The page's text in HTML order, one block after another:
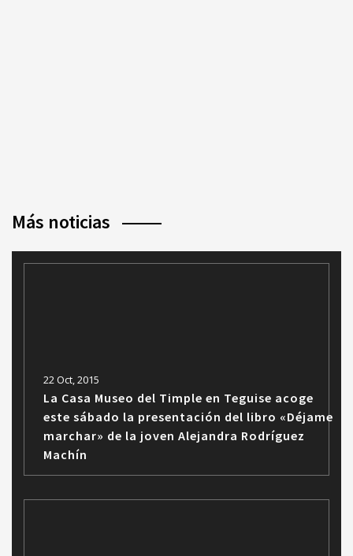
Más noticias
22 Oct, 2015
La Casa Museo del Timple en Teguise acoge
este sábado la presentación del libro «Déjame
marchar» de la joven Alejandra Rodríguez
Machín